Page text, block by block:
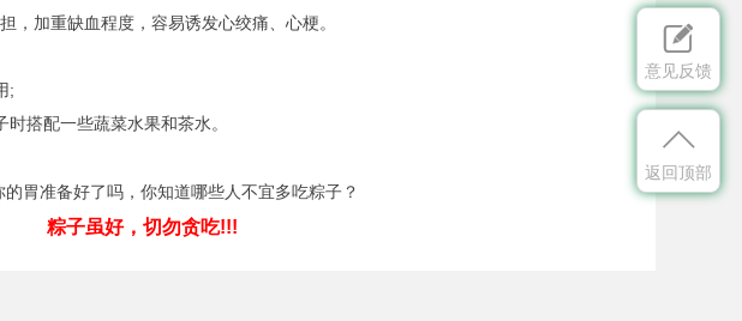
，加重缺血程度，容易诱发心绞痛、心梗。
;
搭配一些蔬菜水果和茶水。
粽子虽好，切勿贪吃!!!

意见反馈

返回顶部